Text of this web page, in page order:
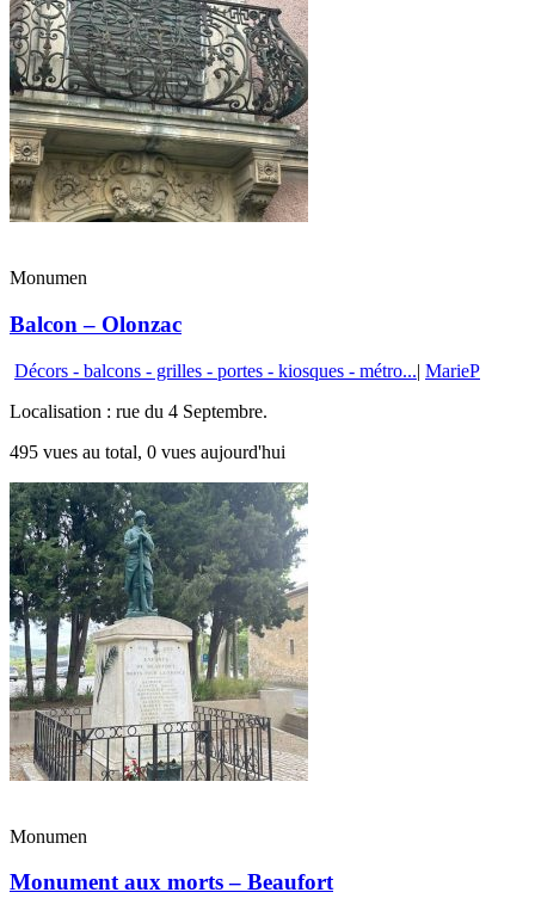
Monumen
Balcon – Olonzac
Décors - balcons - grilles - portes - kiosques - métro...| MarieP
Localisation : rue du 4 Septembre.
495 vues au total, 0 vues aujourd'hui
Monumen
Monument aux morts – Beaufort